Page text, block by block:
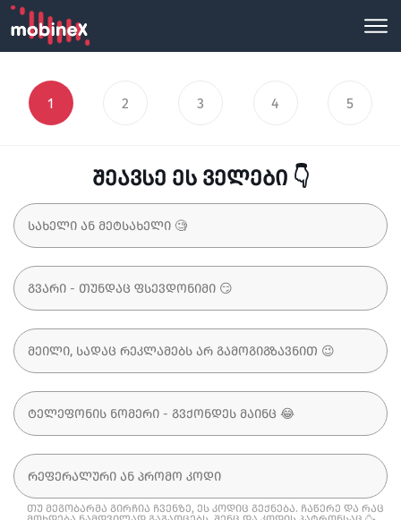
1 2 3 4 5
შეავსე ეს ველები 👇
თუ მეგობარმა გირჩია ჩვენზე, ეს კოდიც გექნება. ჩაწერე და რაც